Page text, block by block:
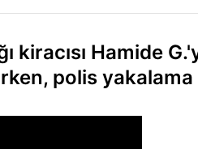
kiracısı Hamide
polis yakalama